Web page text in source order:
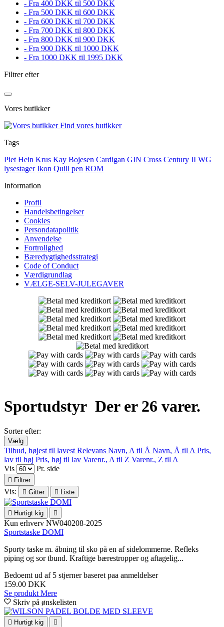
- Fra 400 DKK til 500 DKK
- Fra 500 DKK til 600 DKK
- Fra 600 DKK til 700 DKK
- Fra 700 DKK til 800 DKK
- Fra 800 DKK til 900 DKK
- Fra 900 DKK til 1000 DKK
- Fra 1000 DKK til 1995 DKK
Filtrer efter
Vores butikker
Find vores butikker
Tags
Piet Hein Krus Kay Bojesen Cardigan GIN Cross Century II WG
lysestager Ikon Quill pen ROM
Information
Profil
Handelsbetingelser
Cookies
Persondatapolitik
Anvendelse
Fortrolighed
Bæredygtighedsstrategi
Code of Conduct
Værdigrundlag
VÆLGE-SELV-JULEGAVER
Sportudstyr Der er 26 varer.
Sorter efter:
Vælg
Tilbud, højest til lavest Relevans Navn, A til Å Navn, Å til A Pris,
lav til høj Pris, høj til lav Varenr., A til Z Varenr., Z til A
Vis
Pr. side
 Filtrer
Vis:  Gitter  Liste
 Hurtigt kig 
Kun erhverv NW040208-2025
Sportstaske DOMI
Sporty taske m. åbning til sko på en af sidelommerne. Refleks
piping og sor tbund. Kraftige bærestropper og aftagelig...
Bedoemt ud af 5 stjerner baseret paa anmeldelser
159.00 DKK
Se produkt Mere
Skriv på ønskelisten
 Hurtigt kig 